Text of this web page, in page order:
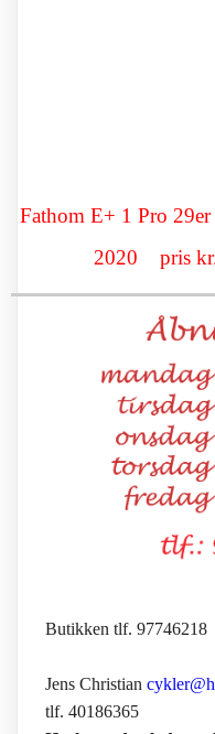
Fathom E+ 1 Pro
2020 pris
Butikken tlf. 97746218
Jens Christian
tlf. 40186365